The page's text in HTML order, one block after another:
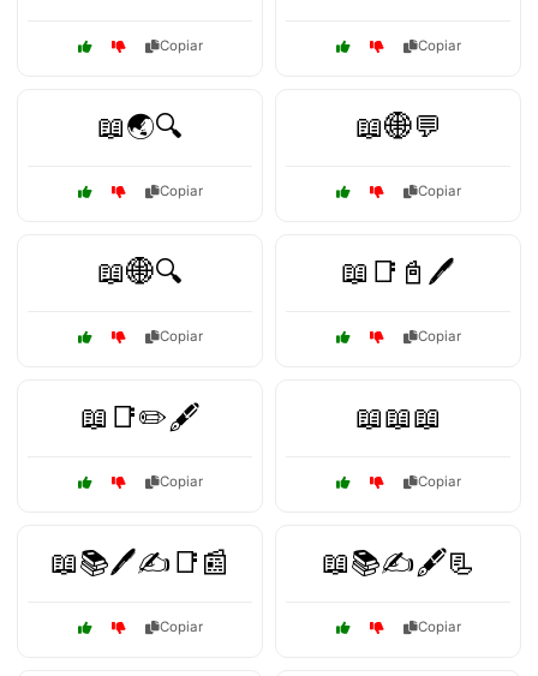
Copiar Copiar
📖🌏🔍
Copiar
📖🌐💬
Copiar
📖🌐🔍
Copiar
📖📑📓🖊️
Copiar
📖📑✏️🖋️
Copiar
📖📖📖
Copiar
📖📚🖊️✍️📑📰
Copiar
📖📚✍️🖋️📃
Copiar